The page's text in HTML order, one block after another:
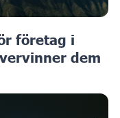
företag i
dem